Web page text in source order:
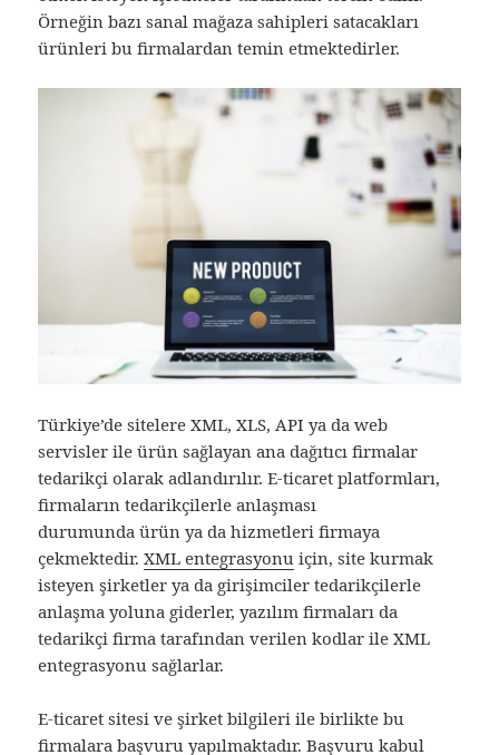
Örneğin bazı sanal mağaza sahipleri satacakları
ürünleri bu firmalardan temin etmektedirler.
Türkiye’de sitelere XML, XLS, API ya da web
servisler ile ürün sağlayan ana dağıtıcı firmalar
tedarikçi olarak adlandırılır. E-ticaret platformları,
firmaların tedarikçilerle anlaşması
durumunda ürün ya da hizmetleri firmaya
çekmektedir.XML entegrasyonu için, site kurmak
isteyen şirketler ya da girişimciler tedarikçilerle
anlaşma yoluna giderler, yazılım firmaları da
tedarikçi firma tarafından verilen kodlar ile XML
entegrasyonu sağlarlar.
E-ticaret sitesi ve şirket bilgileri ile birlikte bu
firmalara başvuru yapılmaktadır. Başvuru kabul